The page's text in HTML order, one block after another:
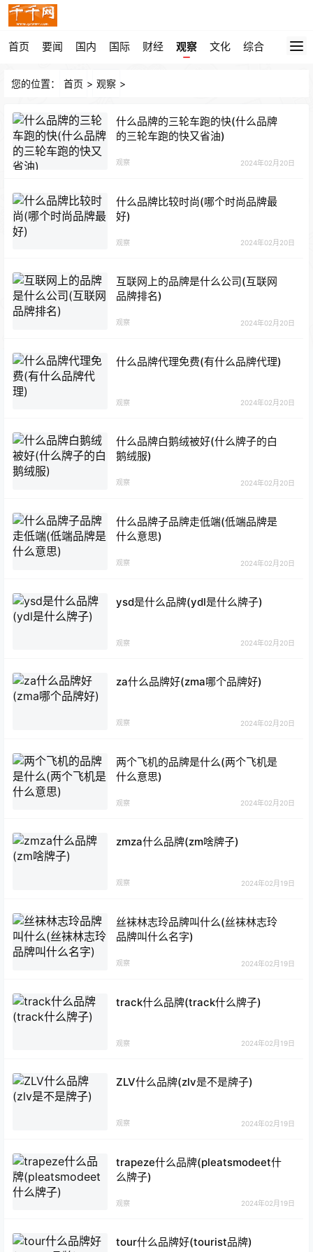
首页 要闻 国内 国际 财经 观察 文化 综合
您的位置： 首页 > 观察 >
什么品牌的三轮车跑的快(什么品牌
的三轮车跑的快又省油)
观察 2024年02月20日
什么品牌比较时尚(哪个时尚品牌最
好)
观察 2024年02月20日
互联网上的品牌是什么公司(互联网
品牌排名)
观察 2024年02月20日
什么品牌代理免费(有什么品牌代理)
观察 2024年02月20日
什么品牌白鹅绒被好(什么牌子的白
鹅绒服)
观察 2024年02月20日
什么品牌子品牌走低端(低端品牌是
什么意思)
观察 2024年02月20日
ysd是什么品牌(ydl是什么牌子)
观察 2024年02月20日
za什么品牌好(zma哪个品牌好)
观察 2024年02月20日
两个飞机的品牌是什么(两个飞机是
什么意思)
观察 2024年02月20日
zmza什么品牌(zm啥牌子)
观察 2024年02月19日
丝袜林志玲品牌叫什么(丝袜林志玲
品牌叫什么名字)
观察 2024年02月19日
track什么品牌(track什么牌子)
观察 2024年02月19日
ZLV什么品牌(zlv是不是牌子)
观察 2024年02月19日
trapeze什么品牌(pleatsmodeet什
么牌子)
观察 2024年02月19日
tour什么品牌好(tourist品牌)